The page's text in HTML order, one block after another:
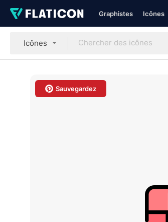
Graphistes Icônes
Icônes
Sauvegardez